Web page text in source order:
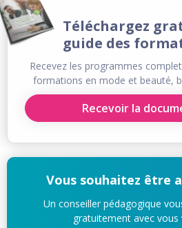
Téléchargez
guide des
Recevez les programmes
formations en mode et beauté,
Recevoir la
Vous souhaitez être
Un conseiller pédagogique
gratuitement avec